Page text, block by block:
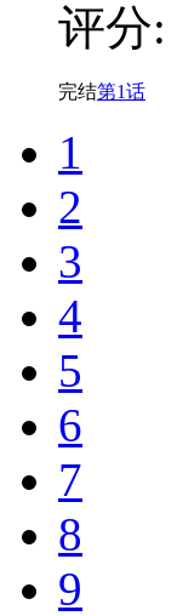
评分:
完结第1话
1
2
3
4
5
6
7
8
9